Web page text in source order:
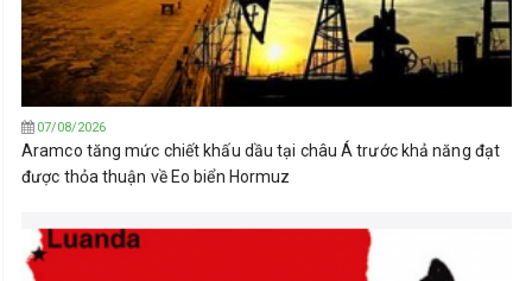
07/08/2026
Aramco tăng mức chiết khấu dầu tại châu Á trước khả năng đạt
được thỏa thuận về Eo biển Hormuz